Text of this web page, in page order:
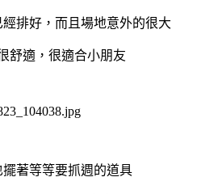
排好，而且場地意外的很大
舒適，很適合小朋友
著等等要抓週的道具